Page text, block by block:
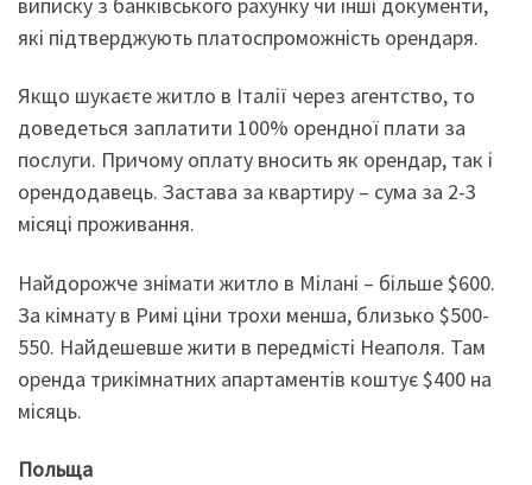
які підтверджують платоспроможність орендаря.
Якщо шукаєте житло в Італії через агентство, то
доведеться заплатити 100% орендної плати за
послуги. Причому оплату вносить як орендар, так і
орендодавець. Застава за квартиру – сума за 2-3
місяці проживання.
Найдорожче знімати житло в Мілані – більше $600.
За кімнату в Римі ціни трохи менша, близько $500-
550. Найдешевше жити в передмісті Неаполя. Там
оренда трикімнатних апартаментів коштує $400 на
місяць.
Польща